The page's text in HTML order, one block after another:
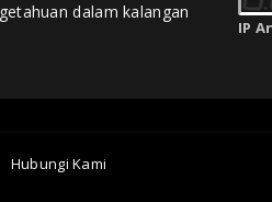
dalam kalangan
IP
Hubungi Kami